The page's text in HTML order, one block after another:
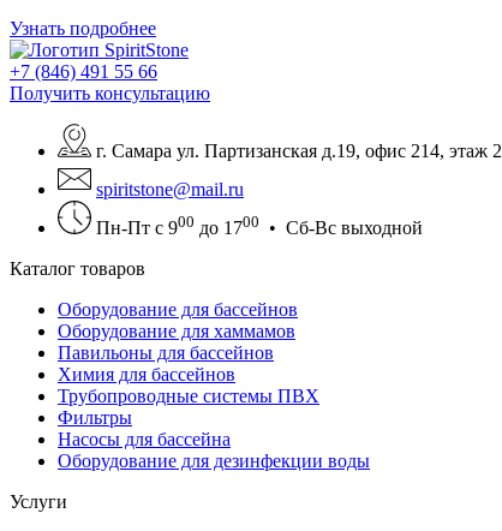
Узнать подробнее
+7 (846) 491 55 66
Получить консультацию
г. Самара ул. Партизанская д.19, офис 214, этаж 2
spiritstone@mail.ru
Пн-Пт с 900 до 1700
• Сб-Вс выходной
Каталог товаров
Оборудование для бассейнов
Оборудование для хаммамов
Павильоны для бассейнов
Химия для бассейнов
Трубопроводные системы ПВХ
Фильтры
Насосы для бассейна
Оборудование для дезинфекции воды
Услуги